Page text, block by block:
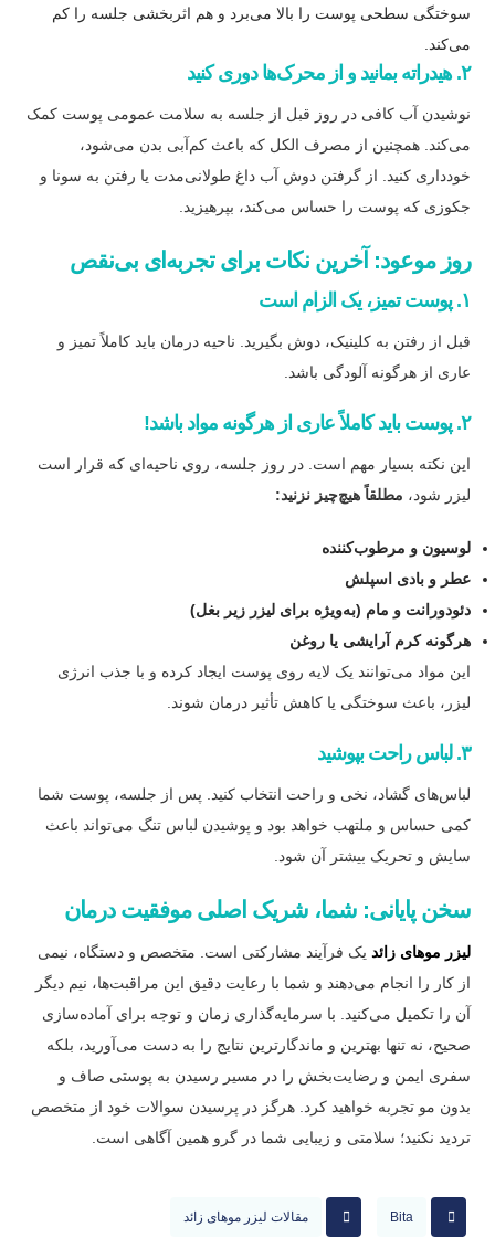
سوختگی سطحی پوست را بالا می‌برد و هم اثربخشی جلسه را کم
می‌کند.
۲. هیدراته بمانید و از محرک‌ها دوری کنید
نوشیدن آب کافی در روز قبل از جلسه به سلامت عمومی پوست کمک
می‌کند. همچنین از مصرف الکل که باعث کم‌آبی بدن می‌شود،
خودداری کنید. از گرفتن دوش آب داغ طولانی‌مدت یا رفتن به سونا و
جکوزی که پوست را حساس می‌کند، بپرهیزید.
روز موعود: آخرین نکات برای تجربه‌ای بی‌نقص
۱. پوست تمیز، یک الزام است
قبل از رفتن به کلینیک، دوش بگیرید. ناحیه درمان باید کاملاً تمیز و
عاری از هرگونه آلودگی باشد.
۲. پوست باید کاملاً عاری از هرگونه مواد باشد!
این نکته بسیار مهم است. در روز جلسه، روی ناحیه‌ای که قرار است
لیزر شود، مطلقاً هیچ‌چیز نزنید:
لوسیون و مرطوب‌کننده
عطر و بادی اسپلش
دئودورانت و مام (به‌ویژه برای لیزر زیر بغل)
هرگونه کرم آرایشی یا روغن
این مواد می‌توانند یک لایه روی پوست ایجاد کرده و با جذب انرژی
لیزر، باعث سوختگی یا کاهش تأثیر درمان شوند.
۳. لباس راحت بپوشید
لباس‌های گشاد، نخی و راحت انتخاب کنید. پس از جلسه، پوست شما
کمی حساس و ملتهب خواهد بود و پوشیدن لباس تنگ می‌تواند باعث
سایش و تحریک بیشتر آن شود.
سخن پایانی: شما، شریک اصلی موفقیت درمان
لیزر موهای زائد یک فرآیند مشارکتی است. متخصص و دستگاه، نیمی
از کار را انجام می‌دهند و شما با رعایت دقیق این مراقبت‌ها، نیم دیگر
آن را تکمیل می‌کنید. با سرمایه‌گذاری زمان و توجه برای آماده‌سازی
صحیح، نه تنها بهترین و ماندگارترین نتایج را به دست می‌آورید، بلکه
سفری ایمن و رضایت‌بخش را در مسیر رسیدن به پوستی صاف و
بدون مو تجربه خواهید کرد. هرگز در پرسیدن سوالات خود از متخصص
تردید نکنید؛ سلامتی و زیبایی شما در گرو همین آگاهی است.
Bita مقالات لیزر موهای زائد